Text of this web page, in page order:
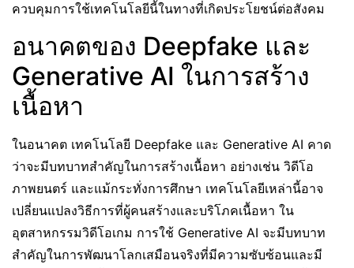
ควบคุมการใช้เทคโนโลยีนี้ในทางที่เกิดประโยชน์ต่อสังคม
อนาคตของ Deepfake และ
Generative AI ในการสร้าง
เนื้อหา
ในอนาคต เทคโนโลยี Deepfake และ Generative AI คาด
ว่าจะมีบทบาทสำคัญในการสร้างเนื้อหา อย่างเช่น วิดีโอ
ภาพยนตร์ และแม้กระทั่งการศึกษา เทคโนโลยีเหล่านี้อาจ
เปลี่ยนแปลงวิธีการที่ผู้คนสร้างและบริโภคเนื้อหา ใน
อุตสาหกรรมวิดีโอเกม การใช้ Generative AI จะมีบทบาท
สำคัญในการพัฒนาโลกเสมือนจริงที่มีความซับซ้อนและมี